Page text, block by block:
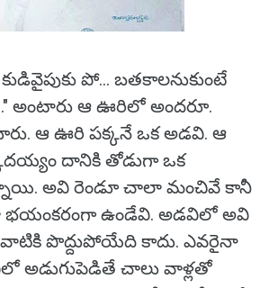
పో... బతకాలనుకుంటే
అంటారు ఆ ఊరిలో అందరూ.
ఆ ఊరి పక్కనే ఒక అడవి. ఆ
దానికి తోడుగా ఒక
అవి రెండూ చాలా మంచివే కానీ
ఉండేవి. అడవిలో అవి
పొద్దుపోయేది కాదు. ఎవరైనా
అడుగుపెడితే చాలు వాళ్లతో